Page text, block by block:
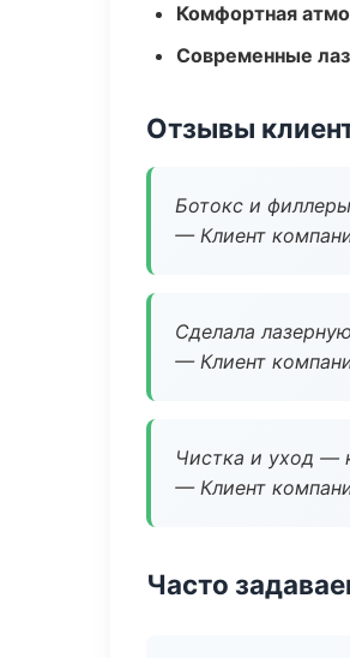
Комфортная
Современные
Отзывы
Ботокс и
— Клиент
Сделала
— Клиент
Чистка и уход —
— Клиент
Часто